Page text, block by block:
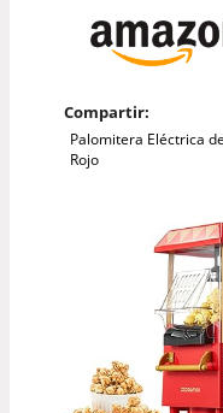
Compartir:
Palomitera Eléctrica
Rojo